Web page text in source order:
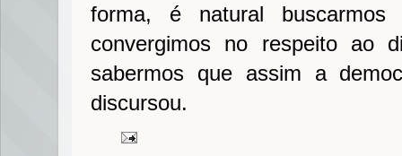
forma, é natural buscarmos
convergimos no respeito ao
sabermos que assim a
discursou.